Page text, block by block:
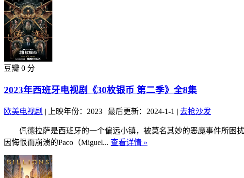
豆瓣 0 分
2023年西班牙电视剧《30枚银币 第二季》全8集
欧美电视剧 | 上映年份：2023 | 最后更新：2024-1-1 | 去抢沙发
佩德拉萨是西班牙的一个偏远小镇，被莫名其妙的恶魔事件所困扰
因悔恨而崩溃的Paco（Miguel... 查看详情 »